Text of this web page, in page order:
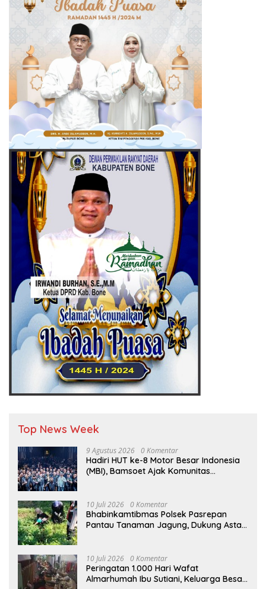
Top News Week
9 Agustus 2026 0 Komentar
Hadiri HUT ke-8 Motor Besar Indonesia
(MBI), Bamsoet Ajak Komunitas
Provokasi Pecah Belah Bangsa
10 Juli 2026 0 Komentar
Bhabinkamtibmas Polsek Pasrepan
Pantau Tanaman Jagung, Dukung Asta
10 Juli 2026 0 Komentar
Peringatan 1.000 Hari Wafat
Almarhumah Ibu Sutiani, Keluarga Besar